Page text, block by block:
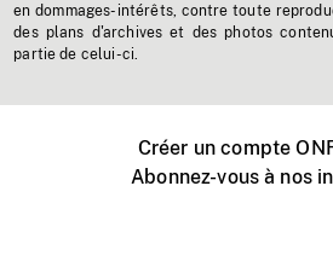
en dommages-intérêts, contre toute
des plans d'archives et des photos
partie de celui-ci.
Créer un compte
Abonnez-vous à nos